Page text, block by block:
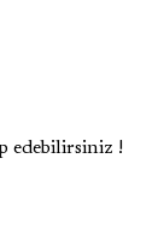
edebilirsiniz !